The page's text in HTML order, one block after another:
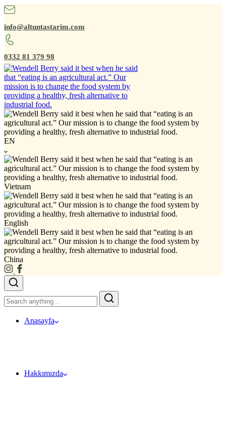
info@altuntastarim.com
0332 81 379 98
EN
Vietnam
English
China
Anasayfa
Hakkımızda